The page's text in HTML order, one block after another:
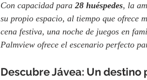
Con capacidad para 28 huéspedes, la
su propio espacio, al tiempo que ofrece
cena festiva, una noche de juegos en
Palmview ofrece el escenario perfecto
Descubre Jávea: Un